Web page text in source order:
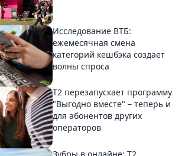
Исследование ВТБ:
ежемесячная смена
категорий кешбэка создает
волны спроса
Т2 перезапускает программу
"Выгодно вместе" – теперь и
для абонентов других
операторов
Зубры в онлайне: Т2